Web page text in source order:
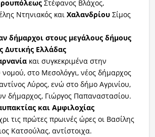
Στέφανος Βλάχος,
Ντηνιακός και ΧαλανδρίουΣίμος
δήμαρχοι στους μεγάλους δήμους
Δυτικής Ελλάδας
και συγκεκριμένα στην
στο Μεσολόγγι, νέος δήμαρχος
Λύρος, ενώ στο δήμο Αγρινίου,
δήμαρχος, Γιώργος Παπαναστασίου.
και Αμφιλοχίας
τις πρώτες πρωινές ώρες οι Βασίλης
Κατσούλας, αντίστοιχα.